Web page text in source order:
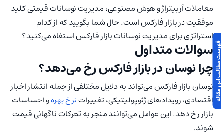
معاملات آربیتراژ و هوش مصنوعی، مدیریت نوسانات قیمتی کلید
موفقیت در بازار فارکس است. حال شما بگویید که از کدام
استراتژی برای مدیریت نوسانات بازار فارکس استفاه می‌کنید؟
سوالات متداول
چرا نوسان در بازار فارکس رخ می‌دهد؟
نوسان بازار فارکس می‌تواند به دلایل مختلفی از جمله انتشار اخبار
اقتصادی، رویدادهای ژئوپولیتیکی، تغییراتنرخ بهرهو احساسات
بازار رخ دهد. این عوامل می‌توانند منجر به تحرکات ناگهانی قیمت
شوند.
مقاله